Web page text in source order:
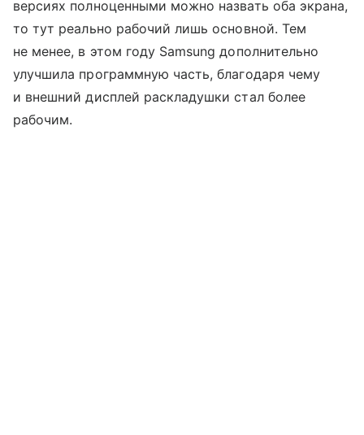
версиях полноценными можно назвать оба экрана,
то тут реально рабочий лишь основной. Тем
не менее, в этом году Samsung дополнительно
улучшила программную часть, благодаря чему
и внешний дисплей раскладушки стал более
рабочим.